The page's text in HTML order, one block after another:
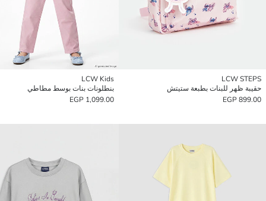
LCW STEPS
حقيبة ظهر للبنات بطبعة ستيتش
899.00 EGP
LCW Kids
بنطلونات بنات بوسط مطاطي
1,099.00 EGP